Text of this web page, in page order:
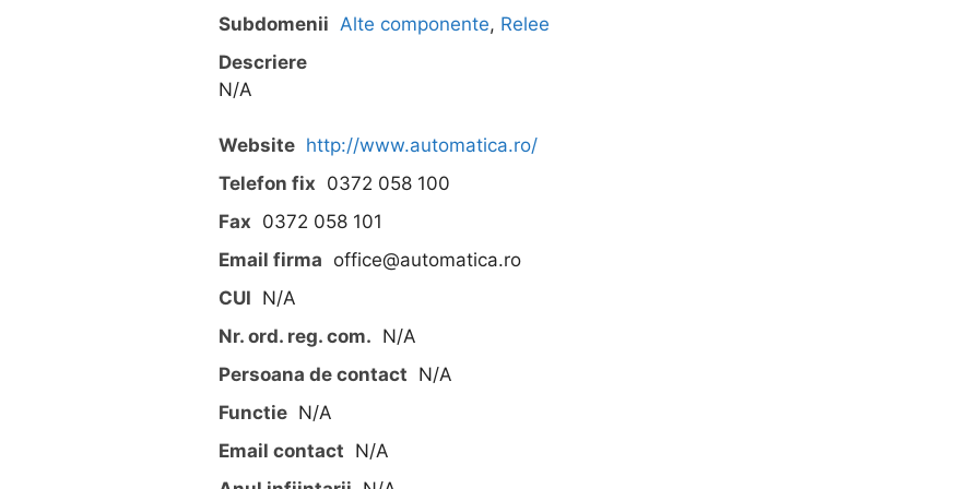
Subdomenii Alte componente, Relee
Descriere
N/A
Website http://www.automatica.ro/
Telefon fix 0372 058 100
Fax 0372 058 101
Email firma office@automatica.ro
CUI N/A
Nr. ord. reg. com. N/A
Persoana de contact N/A
Functie N/A
Email contact N/A